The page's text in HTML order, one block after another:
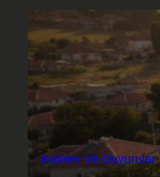
ihaleler Ve Duyurular